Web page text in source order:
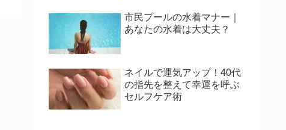
市民プールの水着マナー｜
あなたの水着は大丈夫？
ネイルで運気アップ！40代
の指先を整えて幸運を呼ぶ
セルフケア術